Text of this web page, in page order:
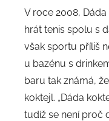
V roce 2008,
hrát tenis spolu s
však sportu příliš
u bazénu s
baru tak známá,
koktejl. „Dáda
tudíž se není proč